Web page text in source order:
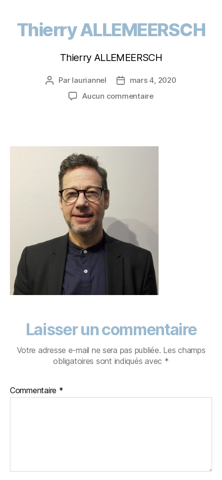
Thierry ALLEMEERSCH
Thierry ALLEMEERSCH
Par lauriannel
mars 4, 2020
Aucun commentaire
Laisser un commentaire
Votre adresse e-mail ne sera pas publiée. Les champs
obligatoires sont indiqués avec *
Commentaire *